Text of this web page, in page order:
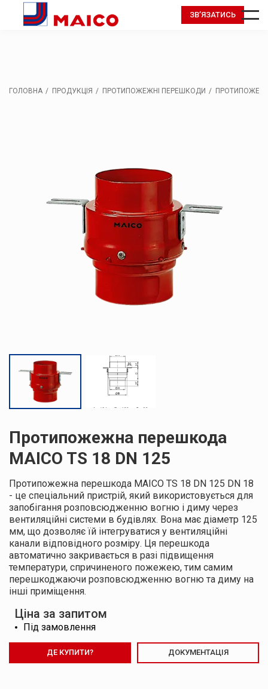
ЗВ’ЯЗАТИСЬ
ГОЛОВНА ПРОДУКЦІЯ ПРОТИПОЖЕЖНІ ПЕРЕШКОДИ
Протипожежна перешкода
MAICO TS 18 DN 125
Протипожежна перешкода MAICO TS 18 DN 125 DN 18
- це спеціальний пристрій, який використовується для
запобігання розповсюдженню вогню і диму через
вентиляційні системи в будівлях. Вона має діаметр 125
мм, що дозволяє їй інтегруватися у вентиляційні
канали відповідного розміру. Ця перешкода
автоматично закривається в разі підвищення
температури, спричиненого пожежею, тим самим
перешкоджаючи розповсюдженню вогню та диму на
інші приміщення.
Ціна за запитом
Під замовлення
ДЕ КУПИТИ? ДОКУМЕНТАЦІЯ